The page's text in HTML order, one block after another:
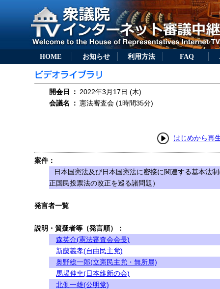
HOME お知らせ 利用方法 FAQ
開会日 ： 2022年3月17日 (木)
会議名
： 憲法審査会 (1時間35分)
はじめから再
案件：
日本国憲法及び日本国憲法に密接に関連する基本法
正国民投票法の改正を巡る諸問題）
発言者一覧
説明・質疑者等（発言順）：
森英介(憲法審査会会長)
新藤義孝(自由民主党)
奥野総一郎(立憲民主党・無所属)
馬場伸幸(日本維新の会)
北側一雄(公明党)